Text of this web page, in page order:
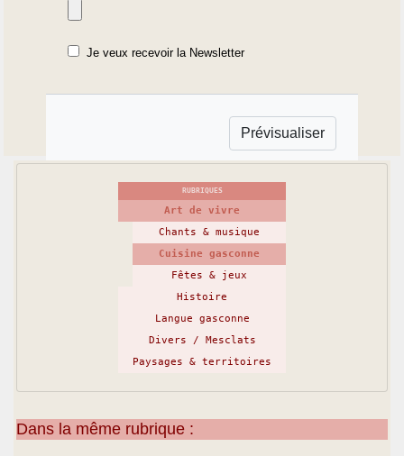
Je veux recevoir la Newsletter
RUBRIQUES
Art de vivre
Chants & musique
Cuisine gasconne
Fêtes & jeux
Histoire
Langue gasconne
Divers / Mesclats
Paysages & territoires
Dans la même rubrique :